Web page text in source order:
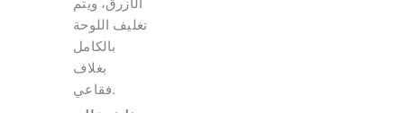
الأزرق، ويتم
تغليف اللوحة
بالكامل
بغلاف
فقاعي.